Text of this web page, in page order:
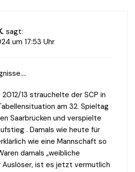
sagt:
um 17:53 Uhr
13 strauchelte der SCP in
am 32. Spieltag
Saarbrücken und verspielte
. Damals wie heute für
wie eine Mannschaft so
damals „weibliche
Auslöser, ist es jetzt vermutlich